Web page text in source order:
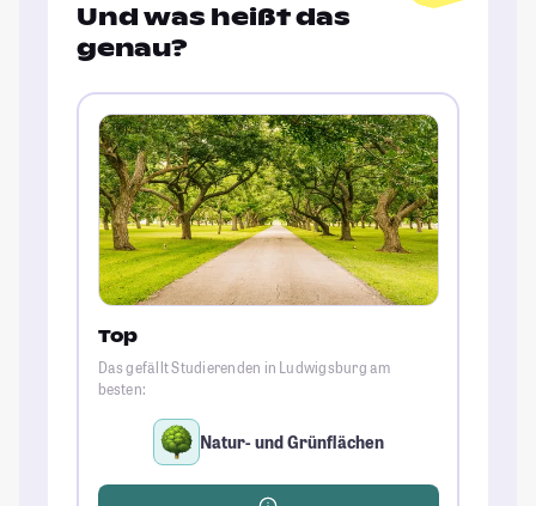
Und was heißt das
genau?
Top
Das gefällt Studierenden in Ludwigsburg am
besten:
Natur- und Grünflächen